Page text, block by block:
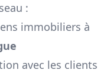
:
immobiliers à
avec les clients